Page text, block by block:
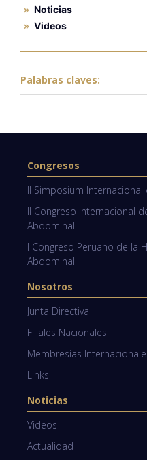
Noticias
Videos
Palabras claves:
Congresos
II Simposium Internacional
II Congreso Internacional
Abdominal
I Congreso Peruano de la
Abdominal
Nosotros
Junta Directiva
Filiales Nacionales
Membresías
Links
Noticias
Videos
Actualidad